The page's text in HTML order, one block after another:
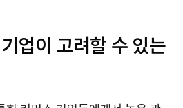
업이 고려할 수 있는